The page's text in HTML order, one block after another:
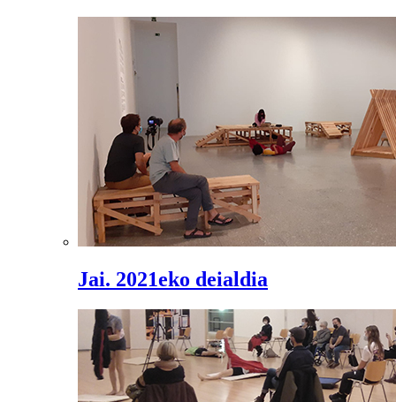
Jai. 2021eko deialdia